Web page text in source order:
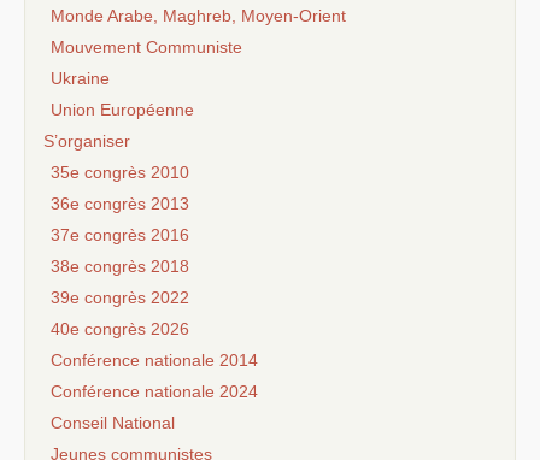
Monde Arabe, Maghreb, Moyen-Orient
Mouvement Communiste
Ukraine
Union Européenne
S’organiser
35e congrès 2010
36e congrès 2013
37e congrès 2016
38e congrès 2018
39e congrès 2022
40e congrès 2026
Conférence nationale 2014
Conférence nationale 2024
Conseil National
Jeunes communistes